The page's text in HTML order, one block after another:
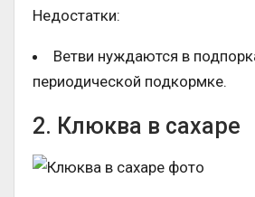
Недостатки:
Ветви нуждаются в
периодической подкормке.
2. Клюква в сахаре